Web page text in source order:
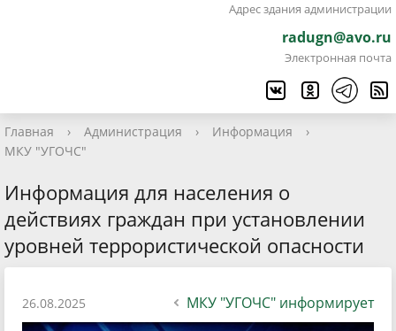
Адрес здания администрации
radugn@avo.ru
Электронная почта
Главная › Администрация › Информация
›
МКУ "УГОЧС"
Информация для населения о
действиях граждан при установлении
уровней террористической опасности
26.08.2025 МКУ "УГОЧС" информирует